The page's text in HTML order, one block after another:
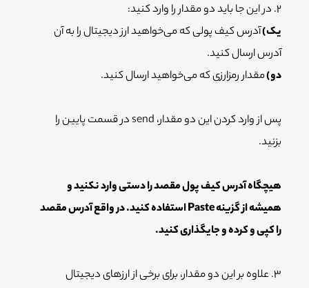
۲. در این جا باید دو مقدار را وارد کنید:
یک)آدرس کیف پولی که می‌خواهید ارز دیجیتال را به آن
آدرس ارسال کنید.
دو)مقدار رمز‌ارزی که می‌خواهید ارسال کنید.
پس از وارد کردن این دو مقدار، send در قسمت پایین را
بزنید.
هیچگاه آدرس کیف پول مقصد را دستی وارد نکنید و
همیشه از گزینه Paste استفاده کنید. در واقع آدرس مقصد
را کپی و کرده و جایگذاری کنید.
۳. علاوه بر این دو مقدار، برای برخی از ارزهای دیجیتال